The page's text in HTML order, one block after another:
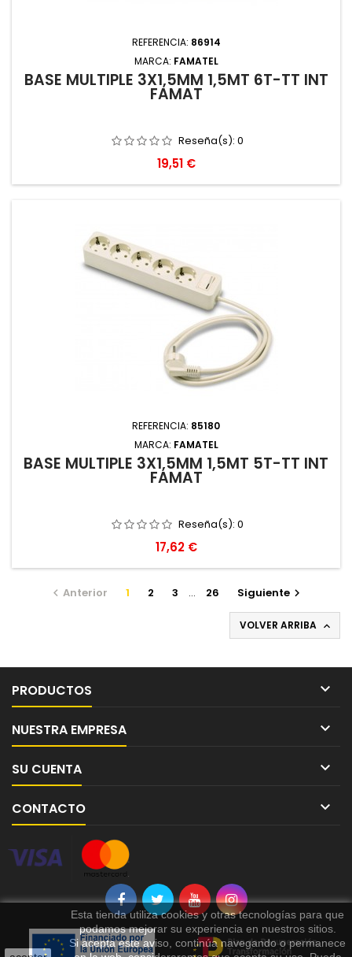
REFERENCIA: 86914
MARCA: FAMATEL
BASE MULTIPLE 3X1,5MM 1,5MT 6T-TT INT
FAMAT
Reseña(s): 0
Precio
19,51 €
REFERENCIA: 85180
MARCA: FAMATEL
BASE MULTIPLE 3X1,5MM 1,5MT 5T-TT INT
FAMAT
Reseña(s): 0
Precio
17,62 €
 Anterior 1 2 3 … 26 Siguiente
VOLVER ARRIBA 
PRODUCTOS 
NUESTRA EMPRESA 
SU CUENTA 
CONTACTO 
Esta tienda utiliza cookies y otras tecnologías para que
podamos mejorar su experiencia en nuestros sitios.
Si acepta este aviso, continúa navegando o permanece